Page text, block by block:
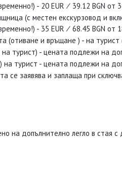
- 20 EUR ∕ 39.12 BGN от
(с местен екскурзовод и
- 35 EUR ∕ 68.45 BGN от
(отиване и връщане ) - на
турист) - цената подлежи на
на турист - цената подлежи на
се заявява и заплаща при
на допълнително легло в стая с